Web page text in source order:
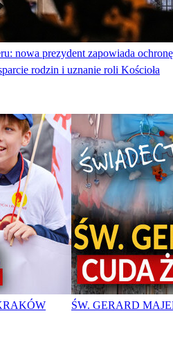
nowa prezydent zapowiada
rodzin i uznanie roli Kościoła
ŚW. GERARD